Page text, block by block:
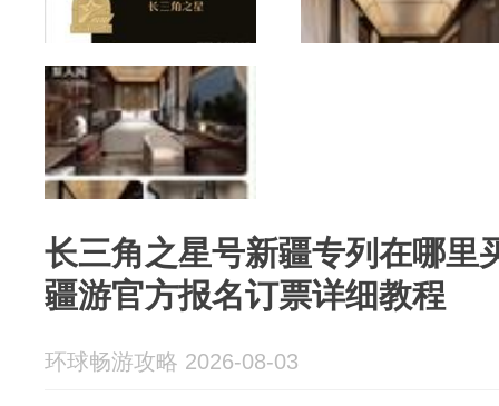
长三角之星号新疆专列在哪里
疆游官方报名订票详细教程
环球畅游攻略 2026-08-03